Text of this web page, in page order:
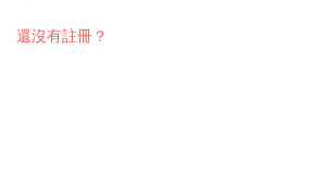
還沒有註冊？